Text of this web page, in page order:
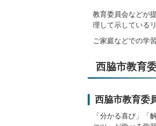
教育委員会などが
理して示している
ご家庭などでの学
西脇市教育
西脇市教育委
「分かる喜び」「